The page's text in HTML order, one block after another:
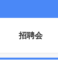
招聘会